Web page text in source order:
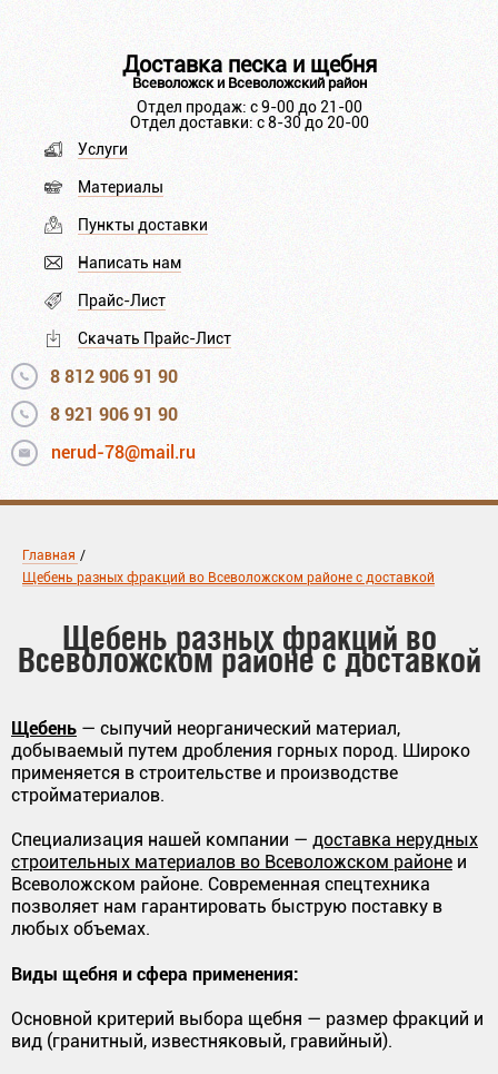
Доставка песка и щебня
Всеволожск и Всеволожский район
Отдел продаж: с 9-00 до 21-00
Отдел доставки: с 8-30 до 20-00
Услуги
Материалы
Пункты доставки
Написать нам
Прайс-Лист
Скачать Прайс-Лист
8 812 906 91 90
8 921 906 91 90
nerud-78@mail.ru
Главная /
Щебень разных фракций во Всеволожском районе с доставкой
Щебень разных фракций во
Всеволожском районе с доставкой
Щебень — сыпучий неорганический материал,
добываемый путем дробления горных пород. Широко
применяется в строительстве и производстве
стройматериалов.
Специализация нашей компании — доставка нерудных
строительных материалов во Всеволожском районе и
Всеволожском районе. Современная спецтехника
позволяет нам гарантировать быструю поставку в
любых объемах.
Виды щебня и сфера применения:
Основной критерий выбора щебня — размер фракций и
вид (гранитный, известняковый, гравийный).